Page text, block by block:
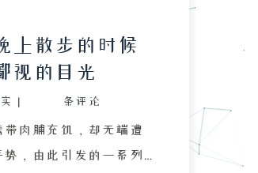
上散步的时候
视的目光
| 条评论
肉脯充饥，却无端遭
，由此引发的一系列